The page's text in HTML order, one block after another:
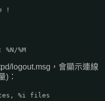
!
%M
logout.msg，會顯示連線
)：
%i files